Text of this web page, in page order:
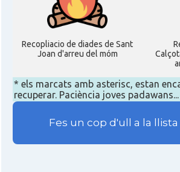
Recopliacio de diades de Sant
Joan d'arreu del móm
* els marcats amb asterisc, estan
recuperar. Paciència joves padawans...
Fes un cop d'ull a la